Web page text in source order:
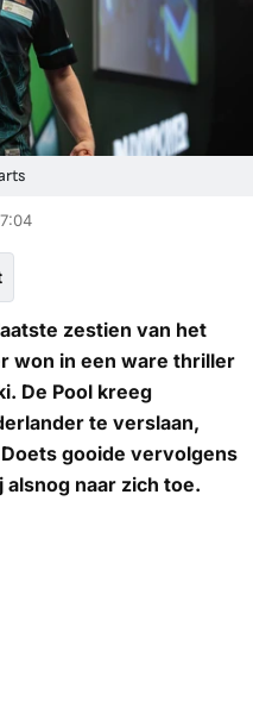
zestien van het
won in een ware thriller
De Pool kreeg
te verslaan,
gooide vervolgens
naar zich toe.